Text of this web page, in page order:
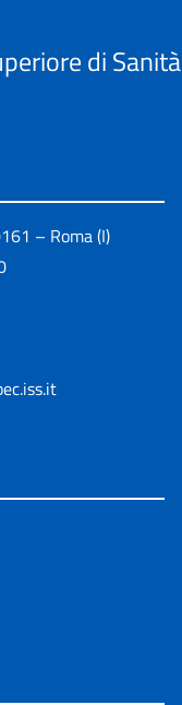
di Sanità
– Roma (I)